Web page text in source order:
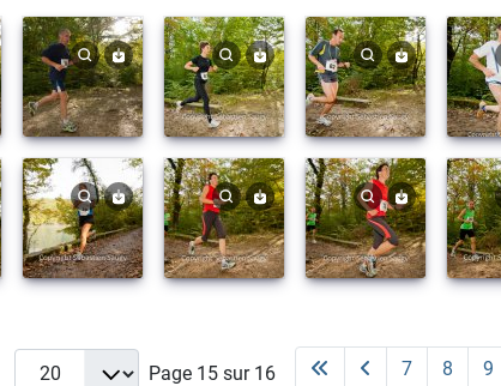
Page 15 sur 16 7 8 9